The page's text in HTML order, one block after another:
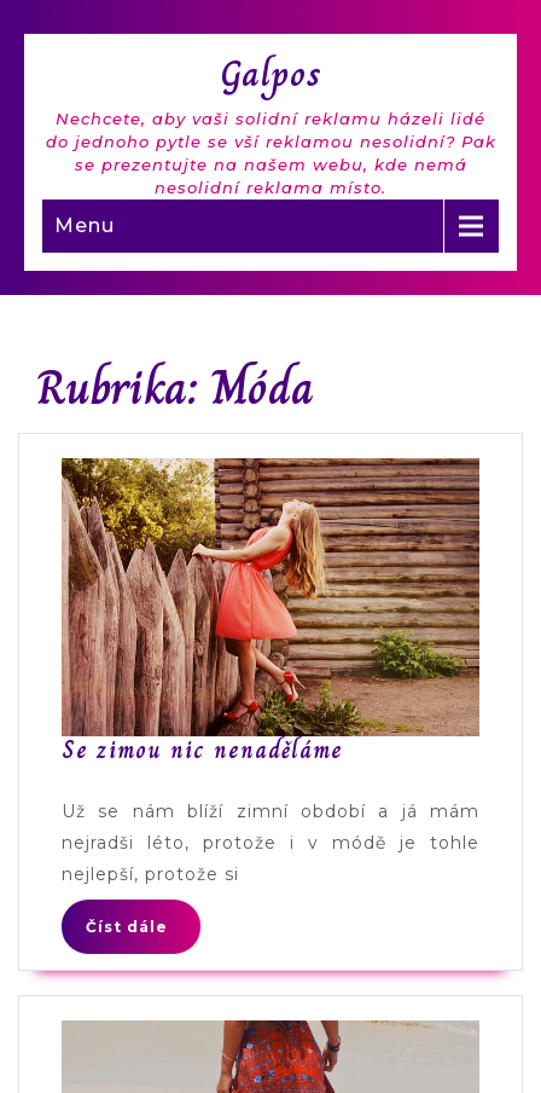
Galpos
Nechcete, aby vaši solidní reklamu házeli lidé
do jednoho pytle se vší reklamou nesolidní? Pak
se prezentujte na našem webu, kde nemá
nesolidní reklama místo.
Menu
Rubrika:Móda
Se zimou nic nenaděláme
Už se nám blíží zimní období a já mám
nejradši léto, protože i v módě je tohle
nejlepší, protože si
Číst dále